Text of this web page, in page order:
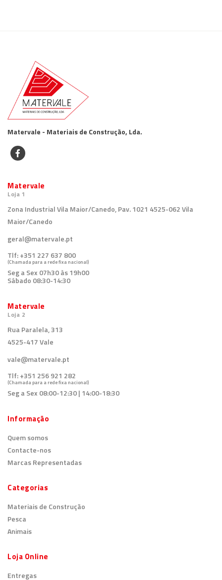
Matervale - Materiais de Construção, Lda.
Matervale
Loja 1
Zona Industrial Vila Maior/Canedo, Pav. 1021 4525-062 Vila
Maior/Canedo
geral@matervale.pt
Tlf:+351 227 637 800
(Chamada para a rede fixa nacional)
Seg a Sex 07h30 às 19h00
Sábado 08:30-14:30
Matervale
Loja 2
Rua Paralela, 313
4525-417 Vale
vale@matervale.pt
Tlf:+351 256 921 282
(Chamada para a rede fixa nacional)
Seg a Sex 08:00-12:30 | 14:00-18:30
Informação
Quem somos
Contacte-nos
Marcas Representadas
Categorias
Materiais de Construção
Pesca
Animais
Loja Online
Entregas